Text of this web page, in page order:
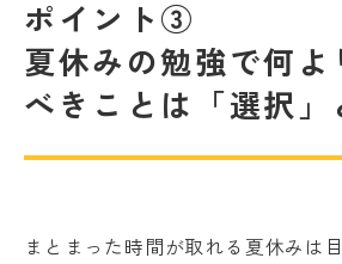
ポイント③
夏休みの勉強で何よ
べきことは「選択」
まとまった時間が取れる夏休みは